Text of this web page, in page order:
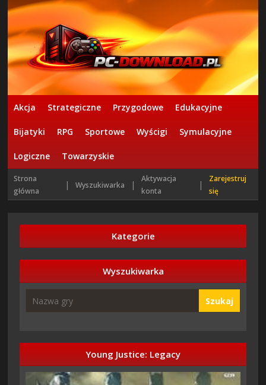
Akcja Strategiczne Przygodowe Edukacyjne
Bijatyki RPG Sportowe Wyścigi Symulacyjne
Logiczne Towarzyskie
Strona
główna
| Wyszukiwarka |
Aktywacja
konta
|
Zarejestruj
się
Kategorie
Wyszukiwarka
Szukaj
Young Justice: Legacy